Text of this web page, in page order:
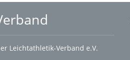
Leichtathletik-Verband e.V.